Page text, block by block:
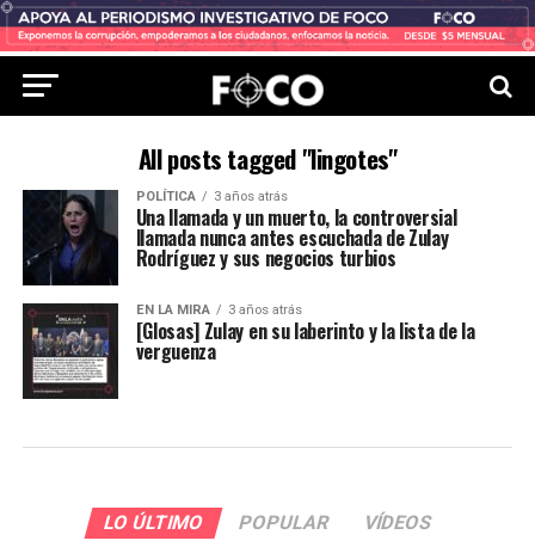
All posts tagged "lingotes"
POLÍTICA 3 años atrás
Una llamada y un muerto, la controversial
llamada nunca antes escuchada de Zulay
Rodríguez y sus negocios turbios
EN LA MIRA 3 años atrás
[Glosas] Zulay en su laberinto y la lista de la
verguenza
LO ÚLTIMO POPULAR VÍDEOS